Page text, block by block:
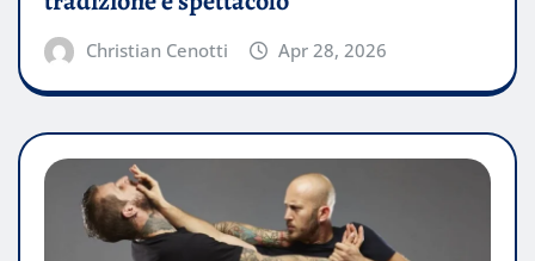
Christian Cenotti Apr 28, 2026